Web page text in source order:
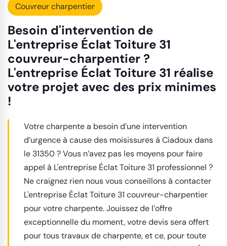
Couvreur charpentier
Besoin d'intervention de
L'entreprise Éclat Toiture 31
couvreur-charpentier ?
L'entreprise Éclat Toiture 31 réalise
votre projet avec des prix minimes
!
Votre charpente a besoin d’une intervention
d’urgence à cause des moisissures à Ciadoux dans
le 31350 ? Vous n’avez pas les moyens pour faire
appel à L'entreprise Éclat Toiture 31 professionnel ?
Ne craignez rien nous vous conseillons à contacter
L'entreprise Éclat Toiture 31 couvreur-charpentier
pour votre charpente. Jouissez de l’offre
exceptionnelle du moment, votre devis sera offert
pour tous travaux de charpente, et ce, pour toute